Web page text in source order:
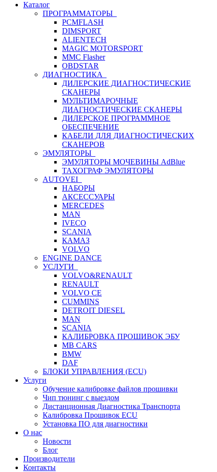
Каталог
ПРОГРАММАТОРЫ
PCMFLASH
DIMSPORT
ALIENTECH
MAGIC MOTORSPORT
MMC Flasher
OBDSTAR
ДИАГНОСТИКА
ДИЛЕРСКИЕ ДИАГНОСТИЧЕСКИЕ
СКАНЕРЫ
МУЛЬТИМАРОЧНЫЕ
ДИАГНОСТИЧЕСКИЕ СКАНЕРЫ
ДИЛЕРСКОЕ ПРОГРАММНОЕ
ОБЕСПЕЧЕНИЕ
КАБЕЛИ ДЛЯ ДИАГНОСТИЧЕСКИХ
СКАНЕРОВ
ЭМУЛЯТОРЫ
ЭМУЛЯТОРЫ МОЧЕВИНЫ АdBlue
ТАХОГРАФ ЭМУЛЯТОРЫ
AUTOVEI
НАБОРЫ
АКСЕССУАРЫ
MERCEDES
MAN
IVECO
SCANIA
КАМАЗ
VOLVO
ENGINE DANCE
УСЛУГИ
VOLVO&RENAULT
RENAULT
VOLVO CE
CUMMINS
DETROIT DIESEL
MAN
SCANIA
КАЛИБРОВКА ПРОШИВОК ЭБУ
MB CARS
BMW
DAF
БЛОКИ УПРАВЛЕНИЯ (ECU)
Услуги
Обучение калибровке файлов прошивки
Чип тюнинг с выездом
Дистанционная Диагностика Транспорта
Калибровка Прошивок ECU
Установка ПО для диагностики
О нас
Новости
Блог
Производители
Контакты